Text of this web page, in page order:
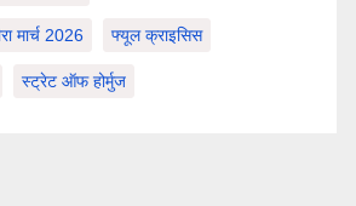
मार्च 2026 फ्यूल क्राइसिस
स्ट्रेट ऑफ होर्मुज